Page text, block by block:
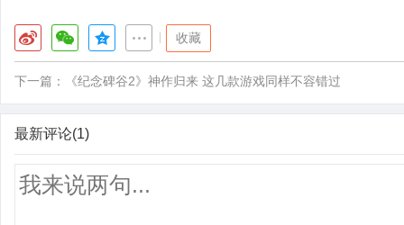
收藏
下一篇： 《纪念碑谷2》神作归来 这几款游戏同样不容错过
最新评论(1)